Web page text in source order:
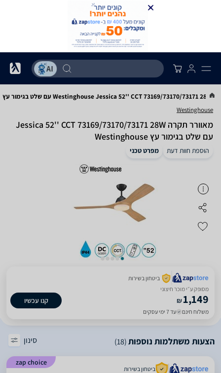
Westinghouse Jessica 52'' CCT 73169/73170/73171 28W עם שלט בגימור עץ
Westinghouse
‏מאוורר תקרה Jessica 52'' CCT 73169/73170/73171 28W
עם שלט בגימור עץ Westinghouse
הוספת חוות דעת מפרט טכני
ביטחון בשירות
מסופק ע״י מוכר חיצוני
₪1,149
משלוח חינם עד 7 ימי עסקים
קנו עכשיו
הצעות משתלמות נוספות(18) סינון
zap choice
ביטחון בשירות